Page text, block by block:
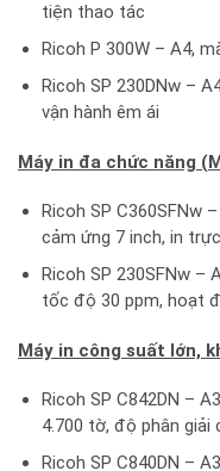
tiện thao tác
Ricoh P 300W – A4,
Ricoh SP 230DNw –
vận hành êm ái
Máy in đa chức năng
Ricoh SP C360SFNw
cảm ứng 7 inch, in
Ricoh SP 230SFNw –
tốc độ 30 ppm, hoạt
Máy in công suất lớn,
Ricoh SP C842DN –
4.700 tờ, độ phân giải
Ricoh SP C840DN –